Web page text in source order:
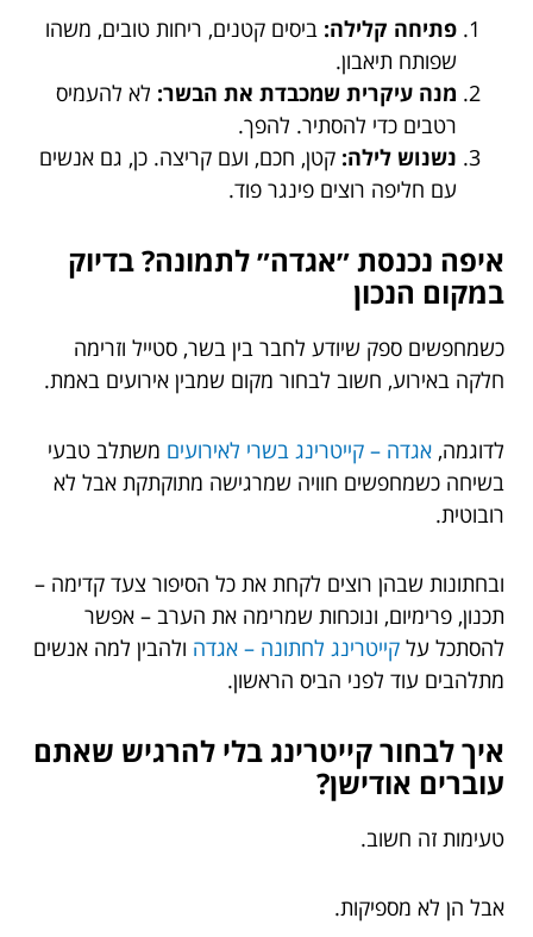
פתיחה קלילה: ביסים קטנים, ריחות טובים, משהו
שפותח תיאבון.
מנה עיקרית שמכבדת את הבשר: לא להעמיס
רטבים כדי להסתיר. להפך.
נשנוש לילה: קטן, חכם, ועם קריצה. כן, גם אנשים
עם חליפה רוצים פינגר פוד.
איפה נכנסת ״אגדה״ לתמונה? בדיוק
במקום הנכון
כשמחפשים ספק שיודע לחבר בין בשר, סטייל וזרימה
חלקה באירוע, חשוב לבחור מקום שמבין אירועים באמת.
לדוגמה, אגדה – קייטרינג בשרי לאירועים משתלב טבעי
בשיחה כשמחפשים חוויה שמרגישה מתוקתקת אבל לא
רובוטית.
ובחתונות שבהן רוצים לקחת את כל הסיפור צעד קדימה –
תכנון, פרימיום, ונוכחות שמרימה את הערב – אפשר
להסתכל על קייטרינג לחתונה – אגדה ולהבין למה אנשים
מתלהבים עוד לפני הביס הראשון.
איך לבחור קייטרינג בלי להרגיש שאתם
עוברים אודישן?
טעימות זה חשוב.
אבל הן לא מספיקות.